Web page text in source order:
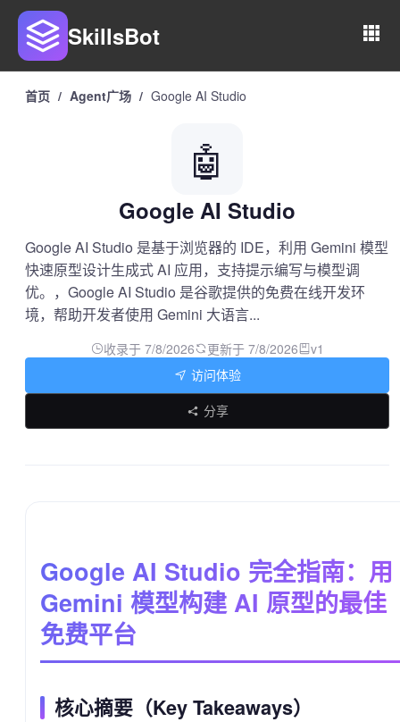
SkillsBot
首页 / Agent广场 / Google AI Studio
🤖
Google AI Studio
Google AI Studio 是基于浏览器的 IDE，利用 Gemini 模型
快速原型设计生成式 AI 应用，支持提示编写与模型调
优。，Google AI Studio 是谷歌提供的免费在线开发环
境，帮助开发者使用 Gemini 大语言...
收录于 7/8/2026 更新于 7/8/2026 v1
访问体验
分享
Google AI Studio 完全指南：用
Gemini 模型构建 AI 原型的最佳
免费平台
核心摘要（Key Takeaways）